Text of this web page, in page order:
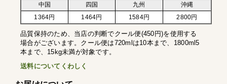
中国
四国 九州
沖縄
1364円
1464円 1584円 2800円
品質保持のため、当店の判断でクール便(450円)を使用する
場合がございます。クール便は720mlは10本まで、1800ml5
本まで、15kg未満が対象です。
送料についてくわしく